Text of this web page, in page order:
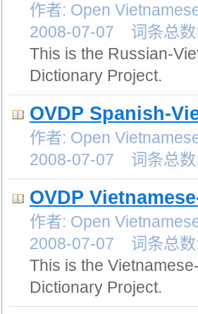
作者: Open
2008-07-07 词条总
This is the Russian-
Dictionary Project.
OVDP Spanish-
作者: Open
2008-07-07 词条总
OVDP
作者: Open
2008-07-07 词条总
This is the
Dictionary Project.